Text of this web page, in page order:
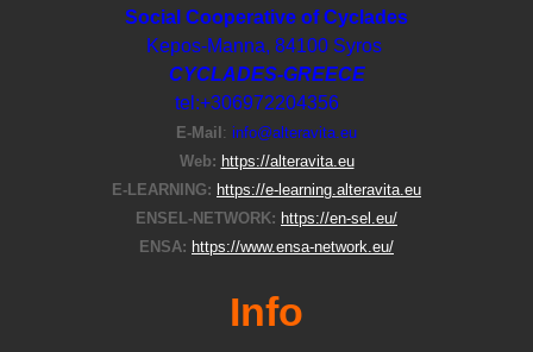
Social Cooperative of Cyclades
Kepos-Manna, 84100 Syros
CYCLADES-GREECE
tel:+306972204356
E-Μail: info@alteravita.eu
Web: https://alteravita.eu
E-LEARNING: https://e-learning.alteravita.eu
ENSEL-NETWORK: https://en-sel.eu/
ENSA: https://www.ensa-network.eu/
Info